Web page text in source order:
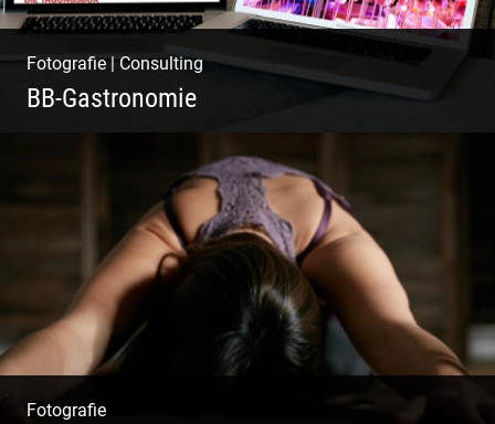
Fotografie|Consulting
BB-Gastronomie
Fotografie, Marketing & Design
Fotografie